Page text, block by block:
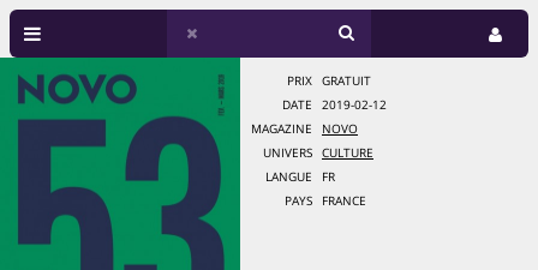
PRIX
GRATUIT
DATE
2019-02-12
MAGAZINE
NOVO
UNIVERS
CULTURE
LANGUE
FR
PAYS
FRANCE